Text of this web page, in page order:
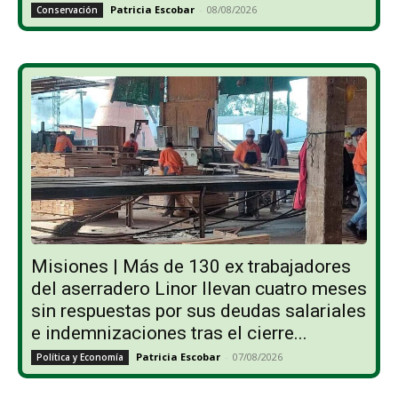
Conservación Patricia Escobar - 08/08/2026
Misiones | Más de 130 ex trabajadores
del aserradero Linor llevan cuatro meses
sin respuestas por sus deudas salariales
e indemnizaciones tras el cierre...
Política y Economía Patricia Escobar - 07/08/2026